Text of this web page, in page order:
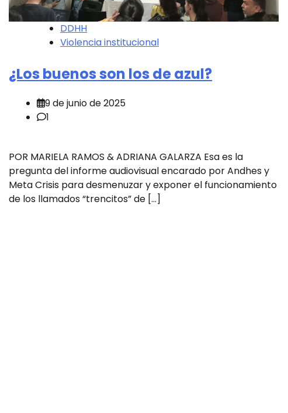
DDHH
Violencia institucional
¿Los buenos son los de azul?
9 de junio de 2025
1
POR MARIELA RAMOS & ADRIANA GALARZA Esa es la
pregunta del informe audiovisual encarado por Andhes y
Meta Crisis para desmenuzar y exponer el funcionamiento
de los llamados “trencitos” de […]